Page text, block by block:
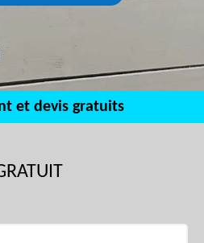
et devis gratuits